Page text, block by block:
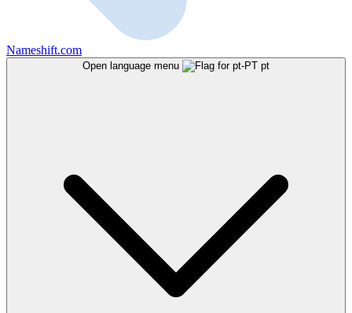
Nameshift.com
Open language menu pt